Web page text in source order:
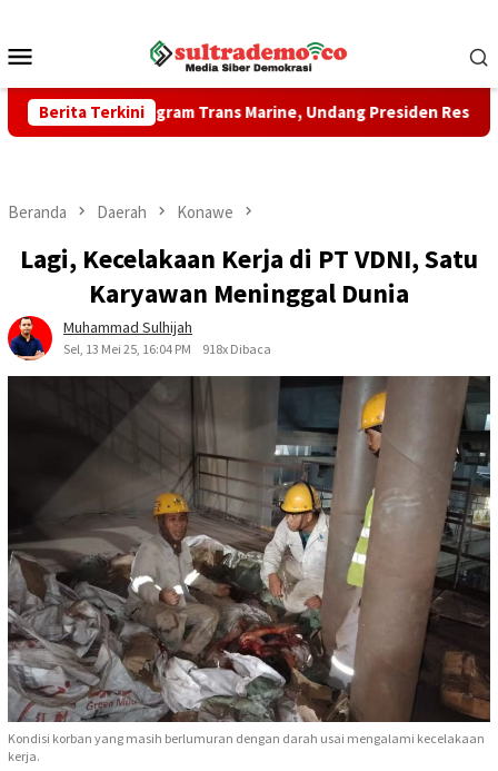
konten
Mobile
Berita Terkini
Program Trans Marine, Undang Presiden Resmikan Sejumlah
Beranda Daerah Konawe
Lagi, Kecelakaan Kerja di PT VDNI, Satu
Karyawan Meninggal Dunia
Muhammad Sulhijah
Sel, 13 Mei 25, 16:04 PM 918x Dibaca
Kondisi korban yang masih berlumuran dengan darah usai mengalami kecelakaan
kerja.